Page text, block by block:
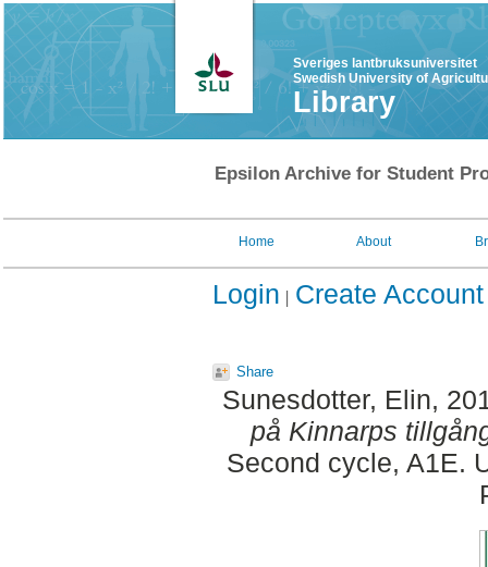
Sveriges lantbruksuniversitet
Swedish University of
Library
Epsilon Archive for Student
Home About
Login Create Account
Share
Sunesdotter, Elin,
på Kinnarps
Second cycle, A1E.